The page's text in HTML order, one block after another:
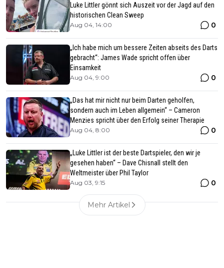
Luke Littler gönnt sich Auszeit vor der Jagd auf den
historischen Clean Sweep
Aug 04, 14:00 0
„Ich habe mich um bessere Zeiten abseits des Darts
gebracht“: James Wade spricht offen über
Einsamkeit
Aug 04, 9:00 0
„Das hat mir nicht nur beim Darten geholfen,
sondern auch im Leben allgemein“ – Cameron
Menzies spricht über den Erfolg seiner Therapie
Aug 04, 8:00 0
„Luke Littler ist der beste Dartspieler, den wir je
gesehen haben“ – Dave Chisnall stellt den
Weltmeister über Phil Taylor
Aug 03, 9:15 0
Mehr Artikel